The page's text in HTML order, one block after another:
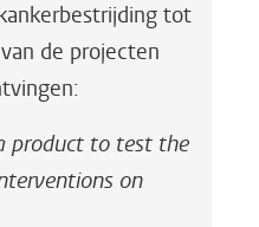
tot
de projecten
product to test the
on